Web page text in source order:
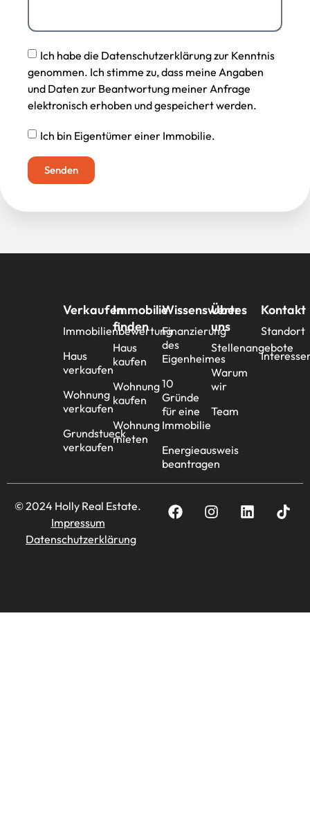
Ich habe die Datenschutzerklärung zur Kenntnis
genommen. Ich stimme zu, dass meine Angaben
und Daten zur Beantwortung meiner Anfrage
elektronisch erhoben und gespeichert werden.
Ich bin Eigentümer einer Immobilie.
Senden
Verkaufen
Immobilienbewertung
Haus
verkaufen
Wohnung
verkaufen
Grundstueck
verkaufen
Immobilie
finden
Haus
kaufen
Wohnung
kaufen
Wohnung
mieten
Wissenswertes
Finanzierung
des
Eigenheimes
10
Gründe
für eine
Immobilie
Energieausweis
beantragen
Über
uns
Stellenangebote
Warum
wir
Team
Kontakt
Standort
© 2024 Holly Real Estate.
Impressum
Datenschutzerklärung